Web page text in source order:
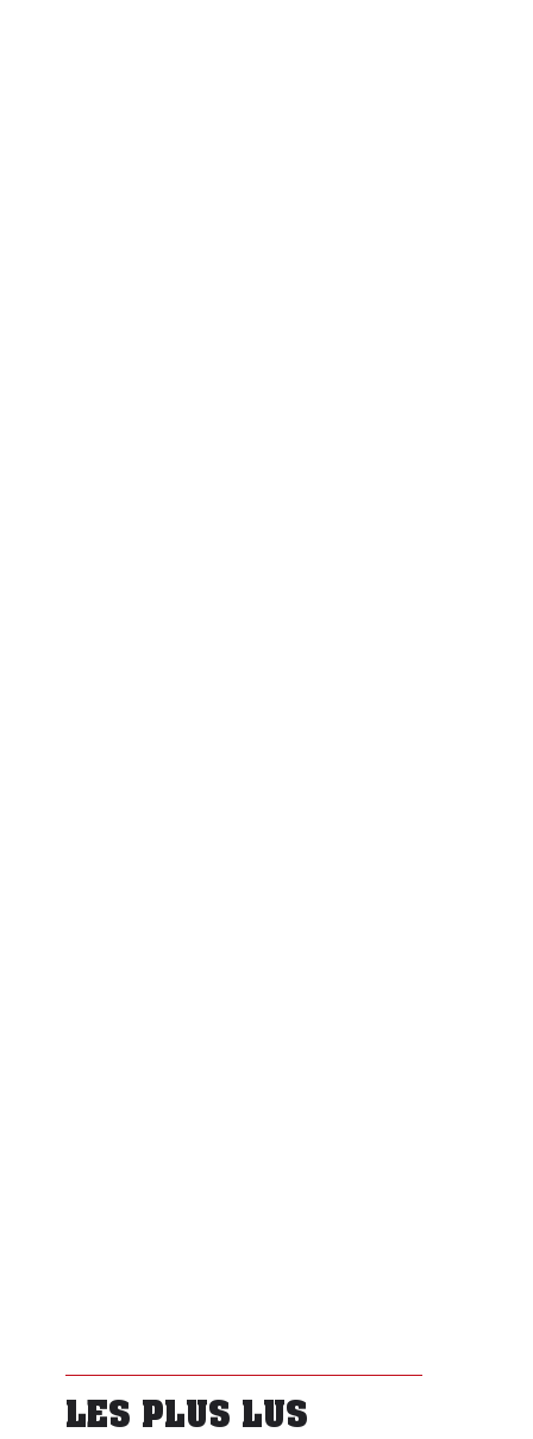
LES PLUS LUS